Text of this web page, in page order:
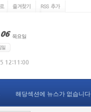
해당섹션에 뉴스가 없습니다